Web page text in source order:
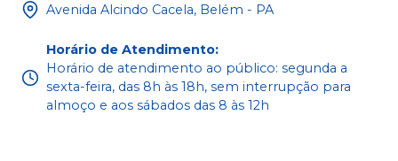
Avenida Alcindo Cacela, Belém - PA
Horário de Atendimento:
Horário de atendimento ao público: segunda a
sexta-feira, das 8h às 18h, sem interrupção para
almoço e aos sábados das 8 às 12h